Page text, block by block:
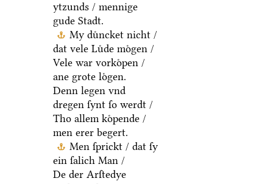
ytzunds / mennige
gude Stadt.
My duͤncket nicht /
dat vele Luͤde moͤgen /
Vele war vorkoͤpen /
ane grote loͤgen.
Denn legen vnd
dregen ſynt ſo werdt /
Tho allem koͤpende /
men erer begert.
Men ſprickt / dat ſy
ein ſalich Man /
De der Arſtedye